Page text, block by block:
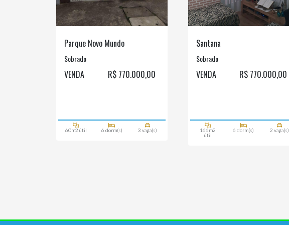
Parque Novo Mundo
Sobrado
VENDA R$ 770.000,00
60m2 útil 6 dorm(s) 3 vaga(s)
Santana
Sobrado
VENDA R$ 770.000,00
166m2
útil
6 dorm(s) 2 vaga(s)